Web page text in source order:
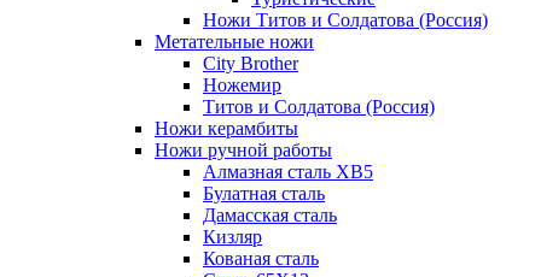
Ножи Титов и Солдатова (Россия)
Метательные ножи
City Brother
Ножемир
Титов и Солдатова (Россия)
Ножи керамбиты
Ножи ручной работы
Алмазная сталь ХВ5
Булатная сталь
Дамасская сталь
Кизляр
Кованая сталь